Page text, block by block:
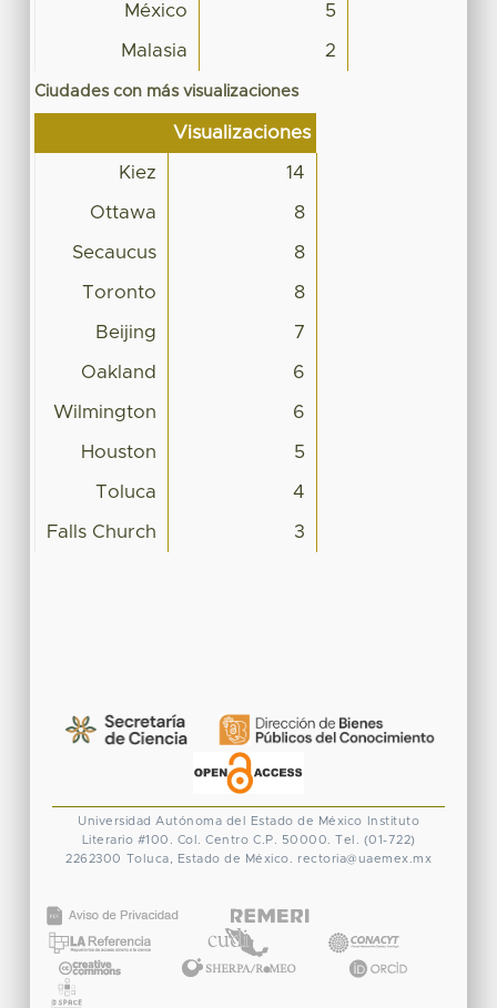
México 5
Malasia 2
Ciudades con más visualizaciones
Visualizaciones
Kiez 14
Ottawa 8
Secaucus 8
Toronto 8
Beijing 7
Oakland 6
Wilmington 6
Houston 5
Toluca 4
Falls Church 3
Universidad Autónoma del Estado de México
Instituto
Literario #100. Col. Centro C.P. 50000. Tel. (01-722)
2262300 Toluca, Estado de México. rectoria@uaemex.mx